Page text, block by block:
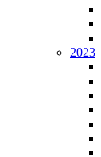
2023